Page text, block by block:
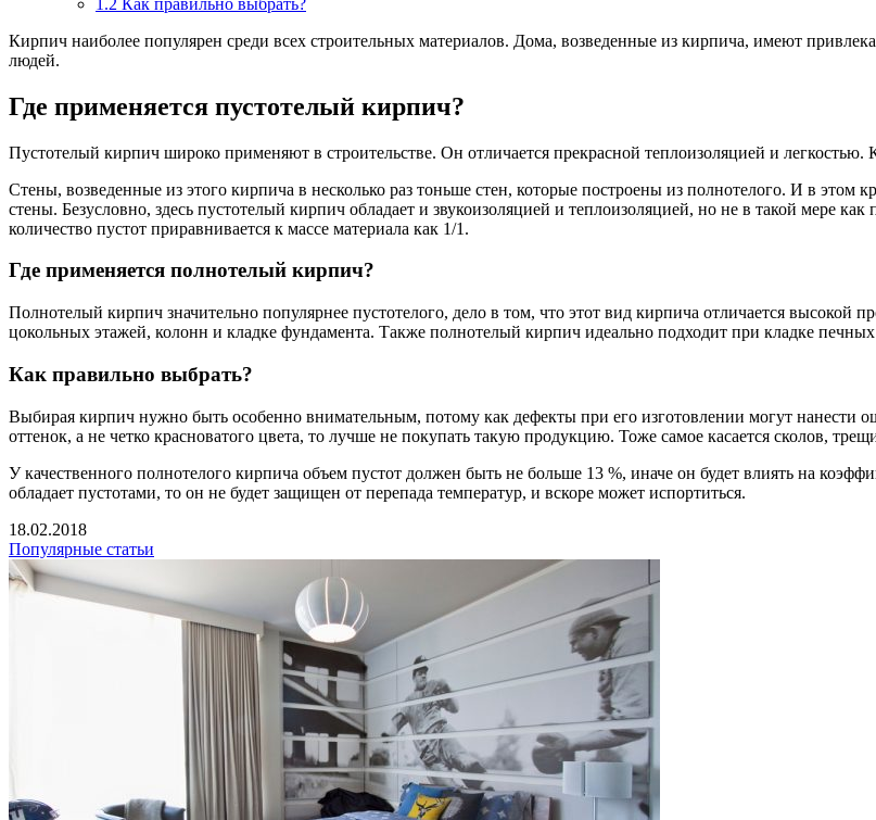
Кирпич наиболее популярен среди всех строительных материалов. Дома, возведенные из кирпича, имеют
людей.
Где применяется пустотелый кирпич?
Пустотелый кирпич широко применяют в строительстве. Он отличается прекрасной теплоизоляцией и легкостью.
Стены, возведенные из этого кирпича в несколько раз тоньше стен, которые построены из полнотелого. И в этом
стены. Безусловно, здесь пустотелый кирпич обладает и звукоизоляцией и теплоизоляцией, но не в такой мере
количество пустот приравнивается к массе материала как 1/1.
Где применяется полнотелый кирпич?
Полнотелый кирпич значительно популярнее пустотелого, дело в том, что этот вид кирпича отличается высокой
цокольных этажей, колонн и кладке фундамента. Также полнотелый кирпич идеально подходит при кладке
Как правильно выбрать?
Выбирая кирпич нужно быть особенно внимательным, потому как дефекты при его изготовлении могут
оттенок, а не четко красноватого цвета, то лучше не покупать такую продукцию. Тоже самое касается сколов,
У качественного полнотелого кирпича объем пустот должен быть не больше 13 %, иначе он будет влиять на
обладает пустотами, то он не будет защищен от перепада температур, и вскоре может испортиться.
18.02.2018
Популярные статьи